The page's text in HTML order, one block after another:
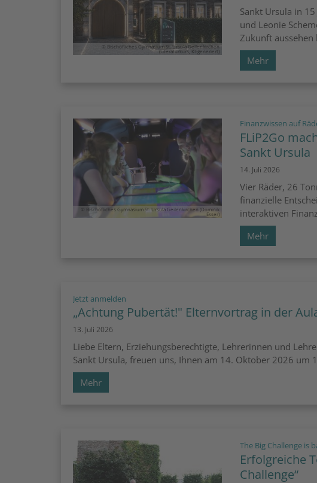
© Bischöfliches Gymnasium St. Ursula Geilenkirchen
(Literaturkurs, KI-generiert)
Sankt Ursula in
und Leonie
Zukunft aussehen
Mehr
© Bischöfliches Gymnasium St. Ursula Geilenkirchen (Dominik
Esser)
Finanzwissen auf
FLiP2Go
Sankt Ursula
14. Juli 2026
Vier Räder, 26
finanzielle
interaktiven
Mehr
Jetzt anmelden
„Achtung Pubertät!" Elternvortrag in der
13. Juli 2026
Liebe Eltern, Erziehungsberechtigte, Lehrerinnen und
Sankt Ursula, freuen uns, Ihnen am 14. Oktober 2026 um
Mehr
The Big Challenge is
Erfolgreiche
Challenge“